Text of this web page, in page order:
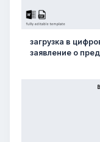
загрузка в
заявление о